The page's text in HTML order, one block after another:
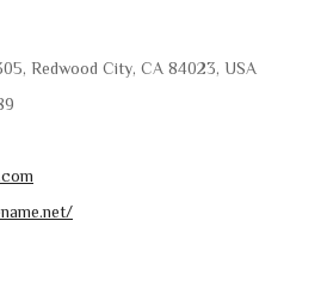
Redwood City, CA 84023, USA